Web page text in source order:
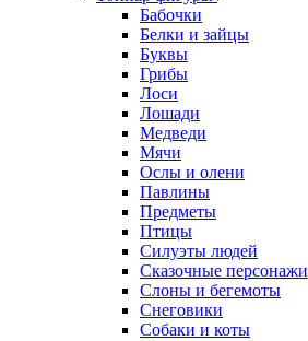
Бабочки
Белки и зайцы
Буквы
Грибы
Лоси
Лошади
Медведи
Мячи
Ослы и олени
Павлины
Предметы
Птицы
Силуэты людей
Сказочные персонажи
Слоны и бегемоты
Снеговики
Собаки и коты